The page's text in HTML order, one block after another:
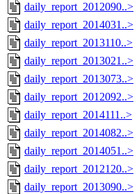
daily_report_2012090..>
daily_report_2014031..>
daily_report_2013110..>
daily_report_2013021..>
daily_report_2013073..>
daily_report_2012092..>
daily_report_2014111..>
daily_report_2014082..>
daily_report_2014051..>
daily_report_2012120..>
daily_report_2013090..>